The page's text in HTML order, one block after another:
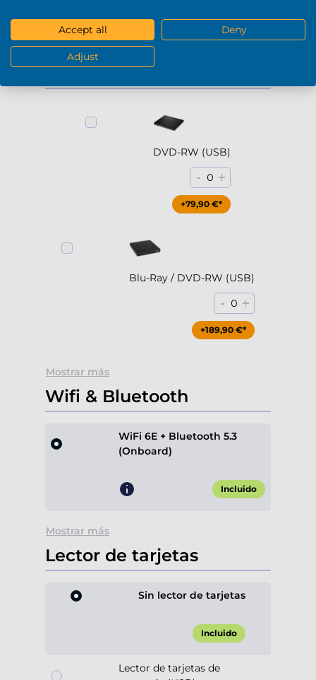
Mostrar más
DVD / Blu-Ray
DVD-RW (USB)
- 0 +
+79,90 €*
Blu-Ray / DVD-RW (USB)
- 0 +
+189,90 €*
Mostrar más
Wifi & Bluetooth
WiFi 6E + Bluetooth 5.3
(Onboard)
Incluido
Mostrar más
Lector de tarjetas
Sin lector de tarjetas
Incluido
Lector de tarjetas de
Accept all Deny
Adjust